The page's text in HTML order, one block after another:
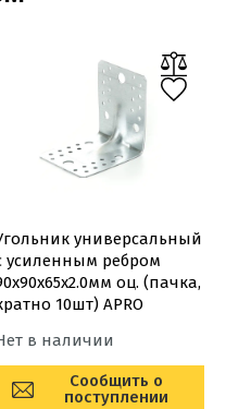
универсальный
усиленным ребром
оц. (пачка,
10шт) APRO
в наличии
Сообщить о
поступлении